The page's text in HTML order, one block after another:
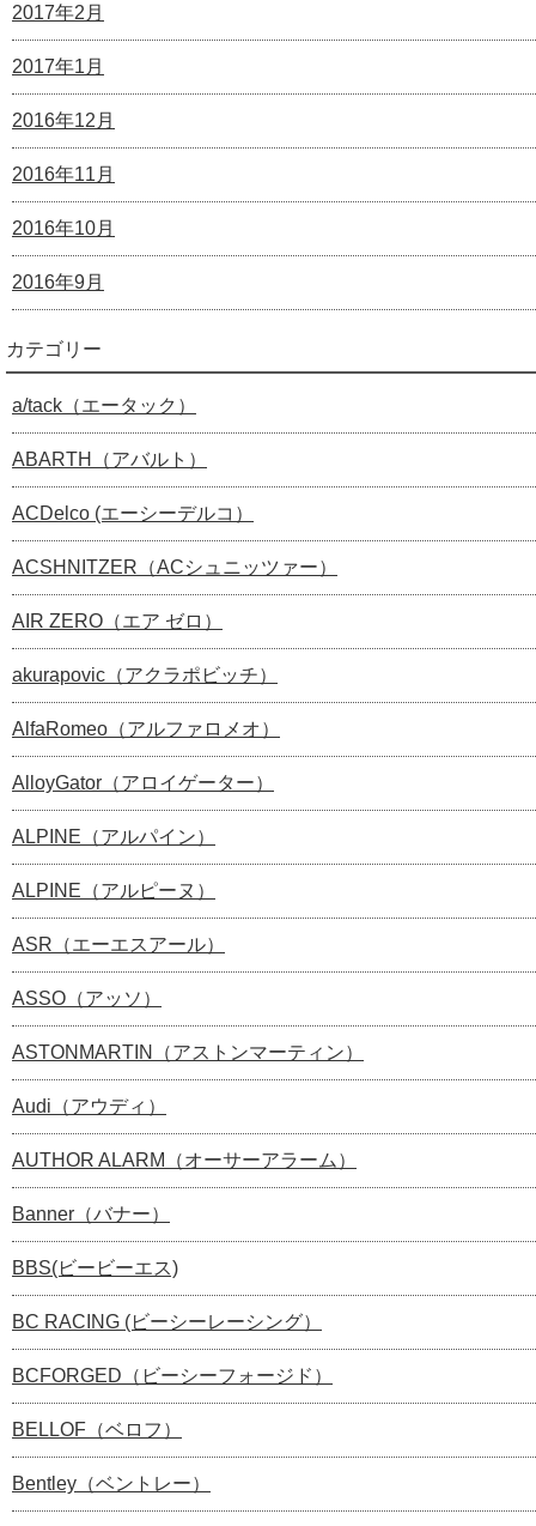
2017年2月
2017年1月
2016年12月
2016年11月
2016年10月
2016年9月
カテゴリー
a/tack（エータック）
ABARTH（アバルト）
ACDelco (エーシーデルコ）
ACSHNITZER（ACシュニッツァー）
AIR ZERO（エア ゼロ）
akurapovic（アクラポビッチ）
AlfaRomeo（アルファロメオ）
AlloyGator（アロイゲーター）
ALPINE（アルパイン）
ALPINE（アルピーヌ）
ASR（エーエスアール）
ASSO（アッソ）
ASTONMARTIN（アストンマーティン）
Audi（アウディ）
AUTHOR ALARM（オーサーアラーム）
Banner（バナー）
BBS(ビービーエス)
BC RACING (ビーシーレーシング）
BCFORGED（ビーシーフォージド）
BELLOF（ベロフ）
Bentley（ベントレー）